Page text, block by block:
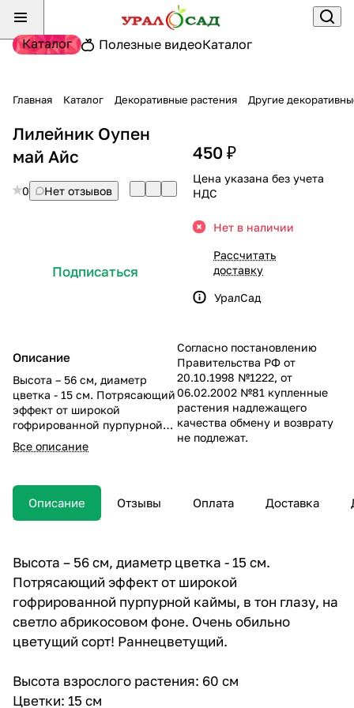
Каталог Полезные видеоКаталог
Главная Каталог Декоративные растения Другие
Лилейник Оупен
май Айс
0 Нет отзывов
Подписаться
Описание
Высота – 56 см, диаметр
цветка - 15 см. Потрясающий
эффект от широкой
гофрированной пурпурной
каймы, в тон глазу, на светло
абрикосовом фоне. Очень
Все описание
450 ₽
Цена указана без учета
НДС
Нет в наличии
Рассчитать
доставку
УралСад
Согласно постановлению
Правительства РФ от
20.10.1998 №1222, от
06.02.2002 №81 купленные
растения надлежащего
качества обмену и возврату
не подлежат.
Описание Отзывы Оплата Доставка
Высота – 56 см, диаметр цветка - 15 см.
Потрясающий эффект от широкой
гофрированной пурпурной каймы, в тон глазу, на
светло абрикосовом фоне. Очень обильно
цветущий сорт! Раннецветущий.
Высота взрослого растения: 60 см
Цветки: 15 см